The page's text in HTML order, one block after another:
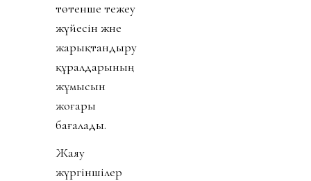
төтенше тежеу
жүйесін және
жарықтандыру
құралдарының
жұмысын
жоғары
бағалады.
Жаяу
жүргіншілер